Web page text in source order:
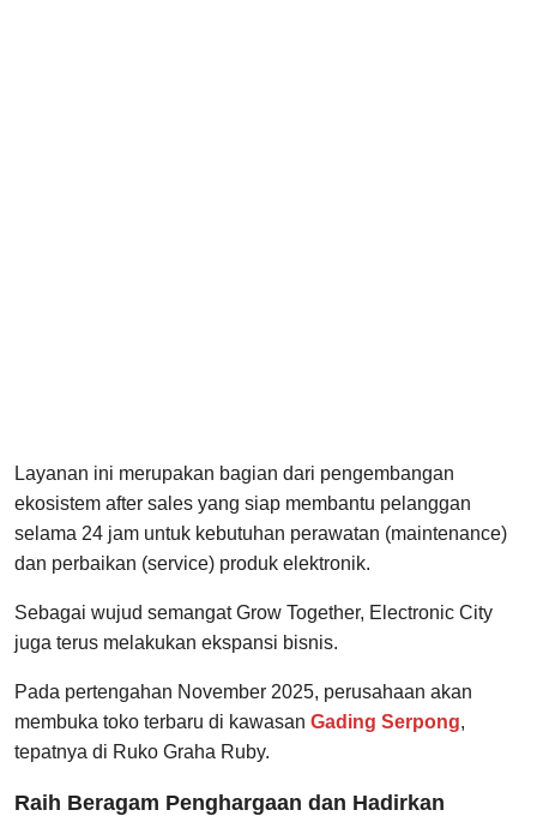
Layanan ini merupakan bagian dari pengembangan
ekosistem after sales yang siap membantu pelanggan
selama 24 jam untuk kebutuhan perawatan (maintenance)
dan perbaikan (service) produk elektronik.
Sebagai wujud semangat Grow Together, Electronic City
juga terus melakukan ekspansi bisnis.
Pada pertengahan November 2025, perusahaan akan
membuka toko terbaru di kawasan Gading Serpong,
tepatnya di Ruko Graha Ruby.
Raih Beragam Penghargaan dan Hadirkan